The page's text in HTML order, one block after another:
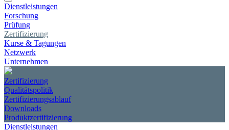
Dienstleistungen
Forschung
Prüfung
Zertifizierung
Kurse & Tagungen
Netzwerk
Unternehmen
Zertifizierung
Qualitätspolitik
Zertifizierungsablauf
Downloads
Produktzertifizierung
Dienstleistungen